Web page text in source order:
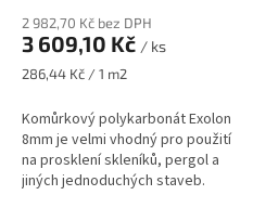
2 982,70 Kč bez DPH
3 609,10 Kč / ks
Měrná
286,44 Kč / 1 m2
Komůrkový polykarbonát Exolon
8mm je velmi vhodný pro použití
na prosklení skleníků, pergol a
jiných jednoduchých staveb.